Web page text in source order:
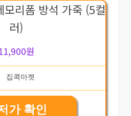
모리폼 방석 가죽 (5컬
러)
원
가 확인